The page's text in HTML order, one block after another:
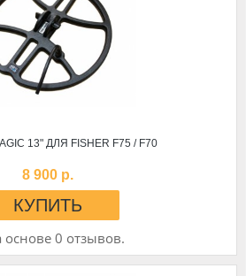
13" ДЛЯ FISHER F75 / F70
8 900 р.